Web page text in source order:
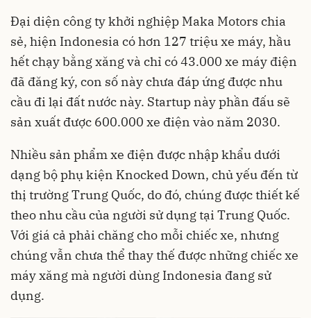
Đại diện công ty khởi nghiệp Maka Motors chia
sẻ, hiện Indonesia có hơn 127 triệu xe máy, hầu
hết chạy bằng xăng và chỉ có 43.000 xe máy điện
đã đăng ký, con số này chưa đáp ứng được nhu
cầu đi lại đất nước này. Startup này phần đấu sẽ
sản xuất được 600.000 xe điện vào năm 2030.
Nhiều sản phẩmxe điện được nhập khẩu dưới
dạng bộ phụ kiện Knocked Down, chủ yếu đến từ
thị trường Trung Quốc, do đó, chúng được thiết kế
theo nhu cầu của người sử dụng tại Trung Quốc.
Với giá cả phải chăng cho mỗi chiếc xe, nhưng
chúng vẫn chưa thể thay thế được những chiếc xe
máy xăng mà người dùng Indonesia đang sử
dụng.